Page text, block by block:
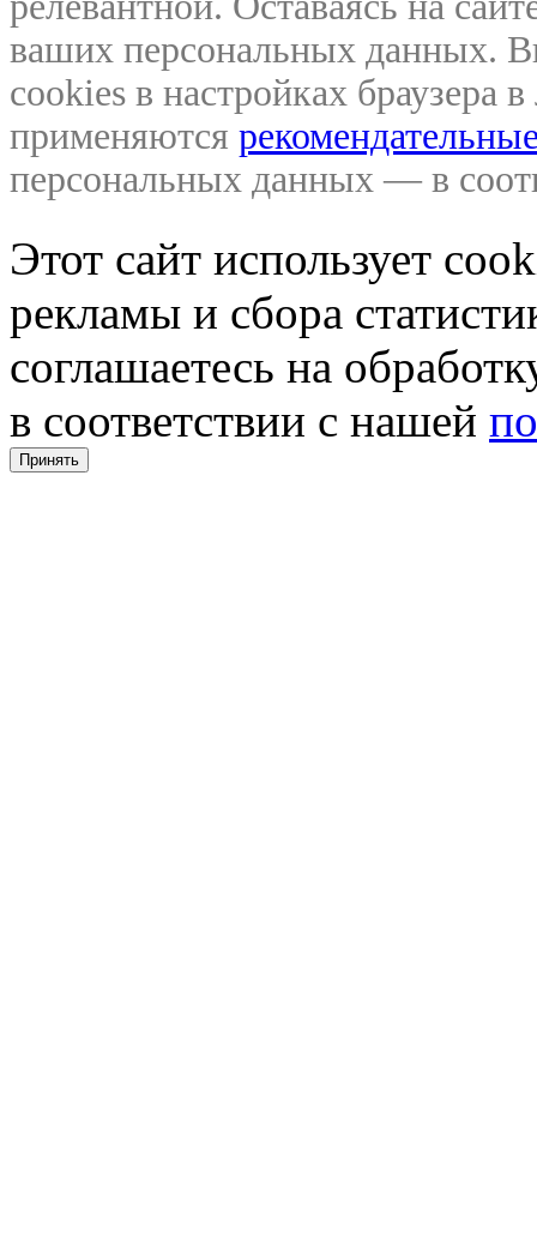
ваших персональных данных.
cookies в настройках браузера
применяются
персональных данных — в
Этот сайт использует
рекламы и сбора
соглашаетесь на
в соответствии с нашей
Принять